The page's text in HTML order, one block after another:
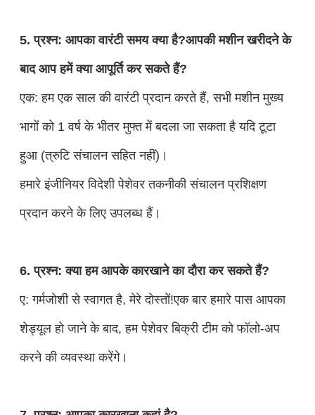
5. प्रश्न: आपका वारंटी समय क्या है?आपकी मशीन खरीदने के
बाद आप हमें क्या आपूर्ति कर सकते हैं?
एक: हम एक साल की वारंटी प्रदान करते हैं, सभी मशीन मुख्य
भागों को 1 वर्ष के भीतर मुफ्त में बदला जा सकता है यदि टूटा
हुआ (त्रुटि संचालन सहित नहीं)।
हमारे इंजीनियर विदेशी पेशेवर तकनीकी संचालन प्रशिक्षण
प्रदान करने के लिए उपलब्ध हैं।
6. प्रश्न: क्या हम आपके कारखाने का दौरा कर सकते हैं?
ए: गर्मजोशी से स्वागत है, मेरे दोस्तों!एक बार हमारे पास आपका
शेड्यूल हो जाने के बाद, हम पेशेवर बिक्री टीम को फॉलो-अप
करने की व्यवस्था करेंगे।